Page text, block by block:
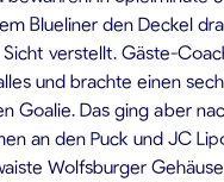
Blueliner den Deckel
verstellt. Gäste-
und brachte einen
Goalie. Das ging aber
an den Puck und JC
Wolfsburger